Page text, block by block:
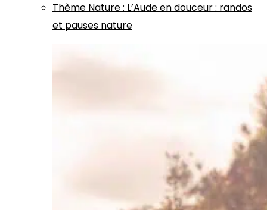
Thème Nature: L’Aude en douceur : randos
et pauses nature